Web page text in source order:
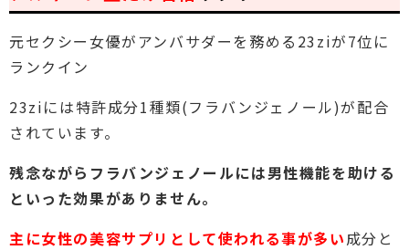
元セクシー女優がアンバサダーを務める23ziが7位に
ランクイン
23ziには特許成分1種類(フラバンジェノール)が配合
されています。
残念ながらフラバンジェノールには男性機能を助ける
といった効果がありません。
主に女性の美容サプリとして使われる事が多い成分と